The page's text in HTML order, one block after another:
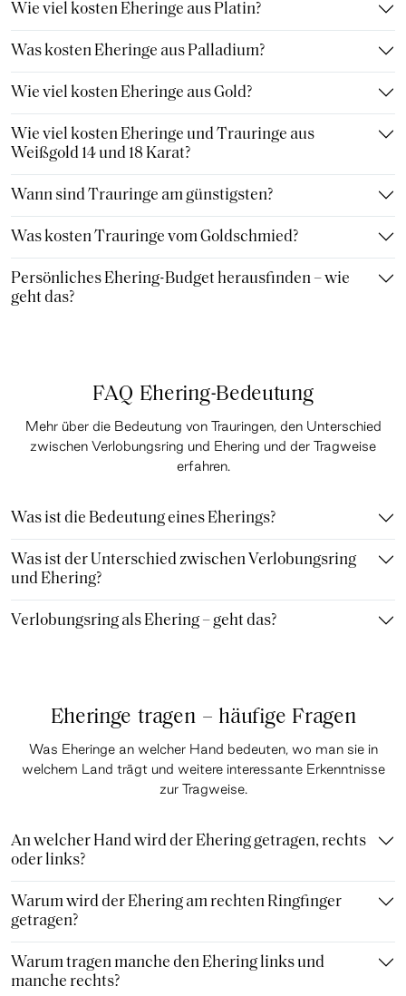
Wie viel kosten Eheringe aus Platin?
Was kosten Eheringe aus Palladium?
Wie viel kosten Eheringe aus Gold?
Wie viel kosten Eheringe und Trauringe aus
Weißgold 14 und 18 Karat?
Wann sind Trauringe am günstigsten?
Was kosten Trauringe vom Goldschmied?
Persönliches Ehering-Budget herausfinden – wie
geht das?
FAQ Ehering-Bedeutung
Mehr über die Bedeutung von Trauringen, den Unterschied
zwischen Verlobungsring und Ehering und der Tragweise
erfahren.
Was ist die Bedeutung eines Eherings?
Was ist der Unterschied zwischen Verlobungsring
und Ehering?
Verlobungsring als Ehering – geht das?
Eheringe tragen – häufige Fragen
Was Eheringe an welcher Hand bedeuten, wo man sie in
welchem Land trägt und weitere interessante Erkenntnisse
zur Tragweise.
An welcher Hand wird der Ehering getragen, rechts
oder links?
Warum wird der Ehering am rechten Ringfinger
getragen?
Warum tragen manche den Ehering links und
manche rechts?